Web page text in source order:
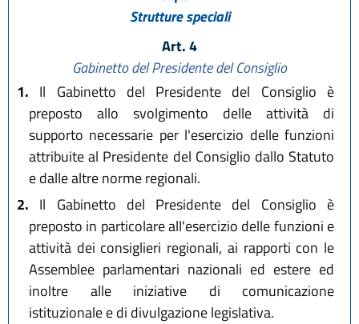
Strutture speciali
Art. 4
Gabinetto del Presidente del Consiglio
1. Il Gabinetto del Presidente del Consiglio è
preposto allo svolgimento delle attività di
supporto necessarie per l'esercizio delle funzioni
attribuite al Presidente del Consiglio dallo Statuto
e dalle altre norme regionali.
2. Il Gabinetto del Presidente del Consiglio è
preposto in particolare all'esercizio delle funzioni e
attività dei consiglieri regionali, ai rapporti con le
Assemblee parlamentari nazionali ed estere ed
inoltre alle iniziative di comunicazione
istituzionale e di divulgazione legislativa.